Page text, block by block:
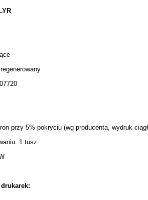
przy 5% pokryciu (wg producenta, wydruk
1 tusz